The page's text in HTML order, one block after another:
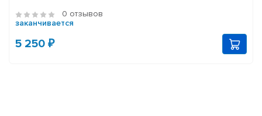
0 отзывов
заканчивается
5 250 ₽